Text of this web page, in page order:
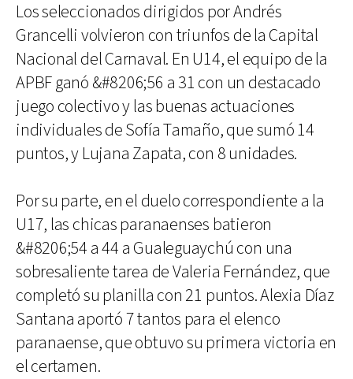
Los seleccionados dirigidos por Andrés
Grancelli volvieron con triunfos de la Capital
Nacional del Carnaval. En U14, el equipo de la
APBF ganó &#8206;56 a 31 con un destacado
juego colectivo y las buenas actuaciones
individuales de Sofía Tamaño, que sumó 14
puntos, y Lujana Zapata, con 8 unidades.
Por su parte, en el duelo correspondiente a la
U17, las chicas paranaenses batieron
&#8206;54 a 44 a Gualeguaychú con una
sobresaliente tarea de Valeria Fernández, que
completó su planilla con 21 puntos. Alexia Díaz
Santana aportó 7 tantos para el elenco
paranaense, que obtuvo su primera victoria en
el certamen.